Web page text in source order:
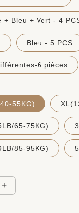
+ Bleu + Vert - 4
Bleu - 5 PCS
6 pièces
55KG)
65-75KG)
85-95KG)
Augmenter